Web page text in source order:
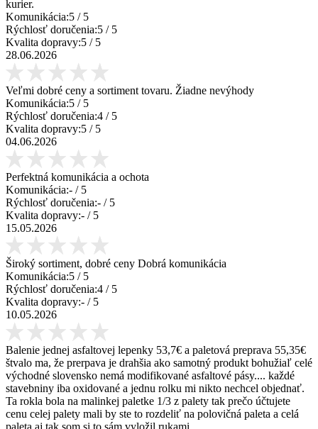
kurier.
Komunikácia:5 / 5
Rýchlosť doručenia:5 / 5
Kvalita dopravy:5 / 5
28.06.2026
Veľmi dobré ceny a sortiment tovaru. Žiadne nevýhody
Komunikácia:5 / 5
Rýchlosť doručenia:4 / 5
Kvalita dopravy:5 / 5
04.06.2026
Perfektná komunikácia a ochota
Komunikácia:- / 5
Rýchlosť doručenia:- / 5
Kvalita dopravy:- / 5
15.05.2026
Široký sortiment, dobré ceny Dobrá komunikácia
Komunikácia:5 / 5
Rýchlosť doručenia:4 / 5
Kvalita dopravy:- / 5
10.05.2026
Balenie jednej asfaltovej lepenky 53,7€ a paletová preprava 55,35€
štvalo ma, že prerpava je drahšia ako samotný produkt bohužiaľ celé
východné slovensko nemá modifikované asfaltové pásy.... každé
stavebniny iba oxidované a jednu rolku mi nikto nechcel objednať.
Ta rokla bola na malinkej paletke 1/3 z palety tak prečo účtujete
cenu celej palety mali by ste to rozdeliť na polovičná paleta a celá
paleta aj tak som si to sám vyložil rukami.